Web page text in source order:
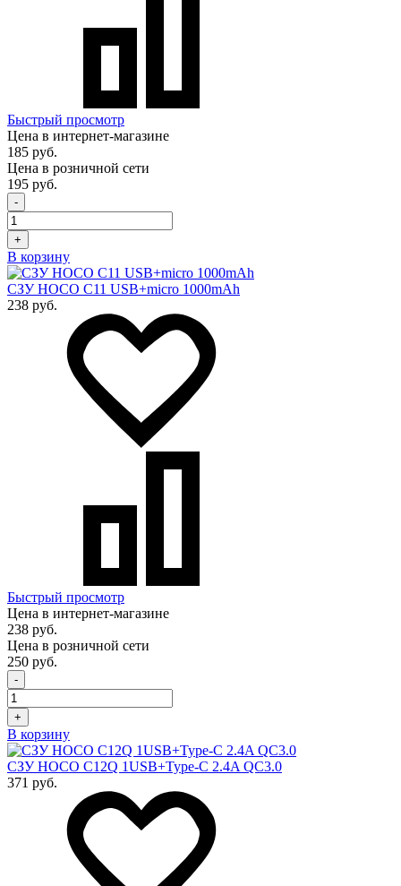
Быстрый просмотр
Цена в интернет-магазине
185 руб.
Цена в розничной сети
195 руб.
-
+
В корзину
СЗУ HOCO C11 USB+micro 1000mAh
238 руб.
Быстрый просмотр
Цена в интернет-магазине
238 руб.
Цена в розничной сети
250 руб.
-
+
В корзину
СЗУ HOCO C12Q 1USB+Type-C 2.4A QC3.0
371 руб.